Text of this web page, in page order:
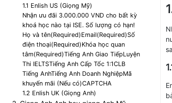
1.1 Enlish US (Giọng Mỹ)
Nhận ưu đãi 3.000.000 VND cho bất kỳ
khoá học nào tại ISE. Số lượng có hạn!
Họ và tên(Required)Email(Required)Số
điện thoại(Required)Khóa học quan
tâm(Required)Tiếng Anh Giao TiếpLuyện
Thi IELTSTiếng Anh Cấp Tốc 1:1CLB
Tiếng AnhTiếng Anh Doanh NghiệpMã
khuyến mãi (Nếu có)CAPTCHA
1.2 Enlish UK (Giọng Anh)